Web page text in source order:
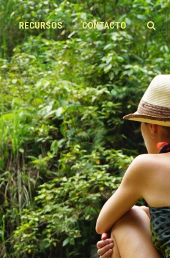
RECURSOS CONTACTO